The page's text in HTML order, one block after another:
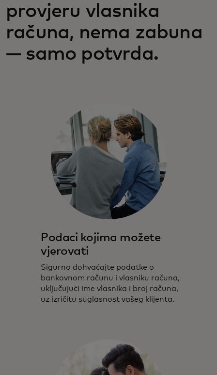
provjeru vlasnika
računa, nema zabuna
— samo potvrda.
Podaci kojima možete
vjerovati
Sigurno dohvaćajte podatke o
bankovnom računu i vlasniku računa,
uključujući ime vlasnika i broj računa,
uz izričitu suglasnost vašeg klijenta.